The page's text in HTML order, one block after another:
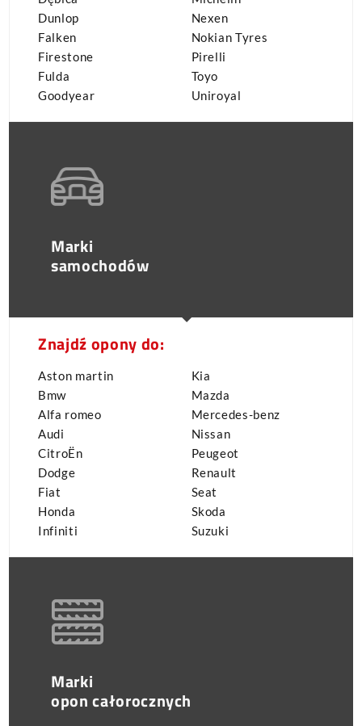
Dunlop
Falken
Firestone
Fulda
Goodyear
Nexen
Nokian Tyres
Pirelli
Toyo
Uniroyal
Marki
samochodów
Znajdź opony do:
Aston martin
Bmw
Alfa romeo
Audi
CitroËn
Dodge
Fiat
Honda
Infiniti
Kia
Mazda
Mercedes-benz
Nissan
Peugeot
Renault
Seat
Skoda
Suzuki
Marki
opon całorocznych